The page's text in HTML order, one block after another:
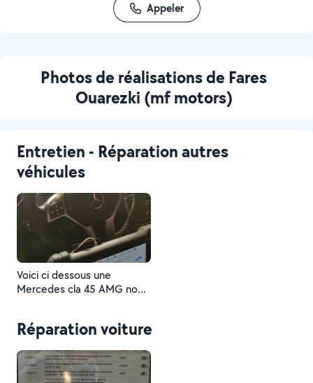
Appeler
Photos de réalisations de Fares
Ouarezki (mf motors)
Entretien - Réparation autres
véhicules
Voici ci dessous une
Mercedes cla 45 AMG nous
Réparation voiture